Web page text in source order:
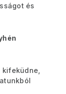
és
kifeküdne,